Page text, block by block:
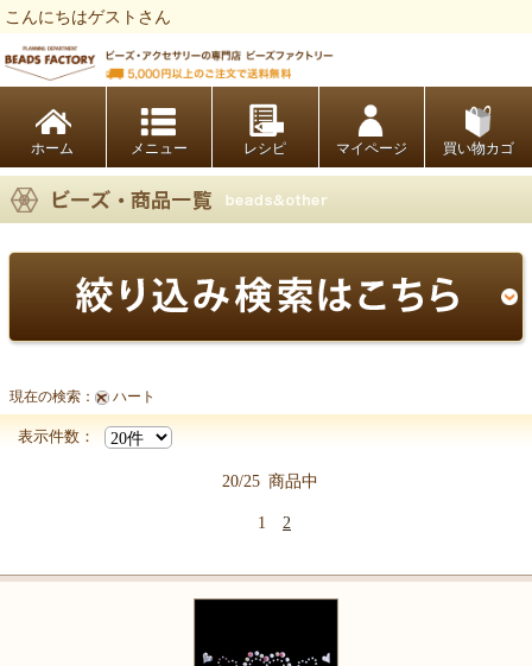
こんにちはゲストさん
ホーム レシピ マイページ 買い物カゴ
【クリスタルシート商品一覧】
現在の検索： ハート
表示件数：
20/25 商品中
1 2